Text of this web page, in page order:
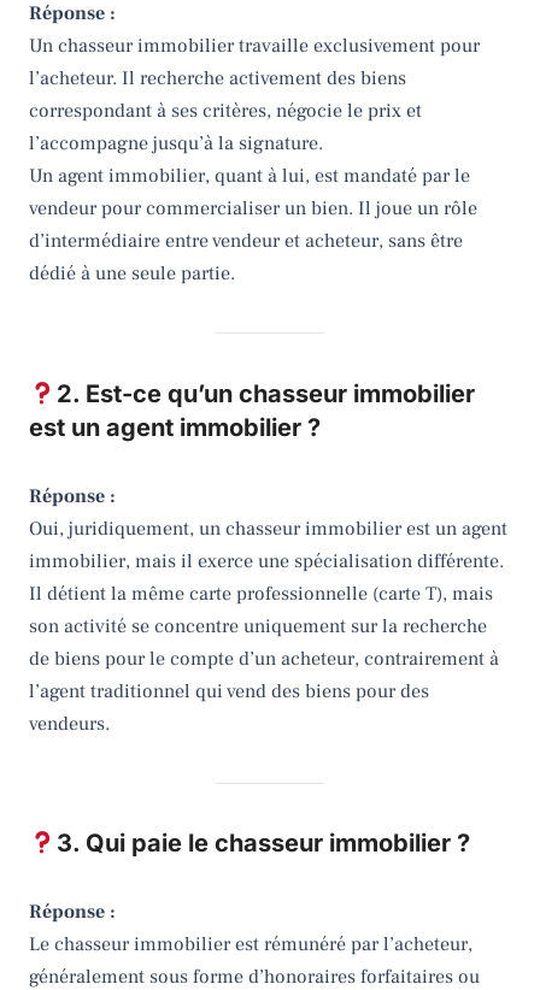
Réponse :
Un chasseur immobilier travaille exclusivement pour
l’acheteur. Il recherche activement des biens
correspondant à ses critères, négocie le prix et
l’accompagne jusqu’à la signature.
Un agent immobilier, quant à lui, est mandaté par le
vendeur pour commercialiser un bien. Il joue un rôle
d’intermédiaire entre vendeur et acheteur, sans être
dédié à une seule partie.
2. Est-ce qu’un chasseur immobilier
est un agent immobilier ?
Réponse :
Oui, juridiquement, un chasseur immobilier est un agent
immobilier, mais il exerce une spécialisation différente.
Il détient la même carte professionnelle (carte T), mais
son activité se concentre uniquement sur la recherche
de biens pour le compte d’un acheteur, contrairement à
l’agent traditionnel qui vend des biens pour des
vendeurs.
3. Qui paie le chasseur immobilier ?
Réponse :
Le chasseur immobilier est rémunéré par l’acheteur,
généralement sous forme d’honoraires forfaitaires ou